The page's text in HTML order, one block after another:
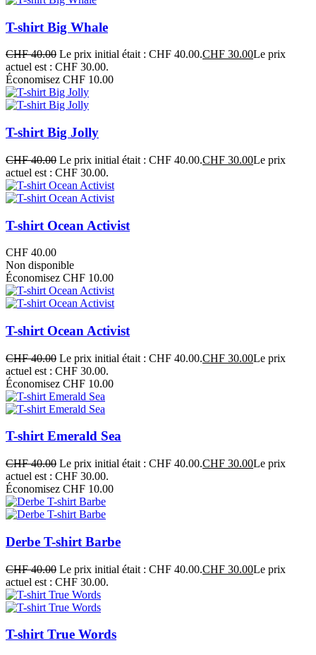
T-shirt Big Whale
CHF40.00 Le prix initial était : CHF 40.00.CHF 30.00Le prix
actuel est : CHF 30.00.
Économisez CHF 10.00
T-shirt Big Jolly
CHF40.00 Le prix initial était : CHF 40.00.CHF 30.00Le prix
actuel est : CHF 30.00.
T-shirt Ocean Activist
CHF 40.00
Non disponible
Économisez CHF 10.00
T-shirt Ocean Activist
CHF40.00 Le prix initial était : CHF 40.00.CHF 30.00Le prix
actuel est : CHF 30.00.
Économisez CHF 10.00
T-shirt Emerald Sea
CHF40.00 Le prix initial était : CHF 40.00.CHF 30.00Le prix
actuel est : CHF 30.00.
Économisez CHF 10.00
Derbe T-shirt Barbe
CHF40.00 Le prix initial était : CHF 40.00.CHF 30.00Le prix
actuel est : CHF 30.00.
T-shirt True Words